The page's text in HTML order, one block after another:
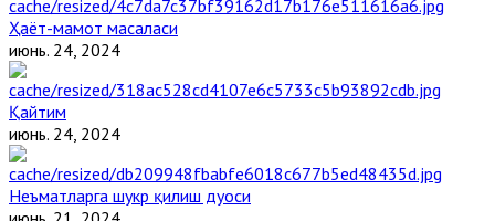
Ҳаёт-мамот масаласи
июнь. 24, 2024
Қайтим
июнь. 24, 2024
Неъматларга шукр қилиш дуоси